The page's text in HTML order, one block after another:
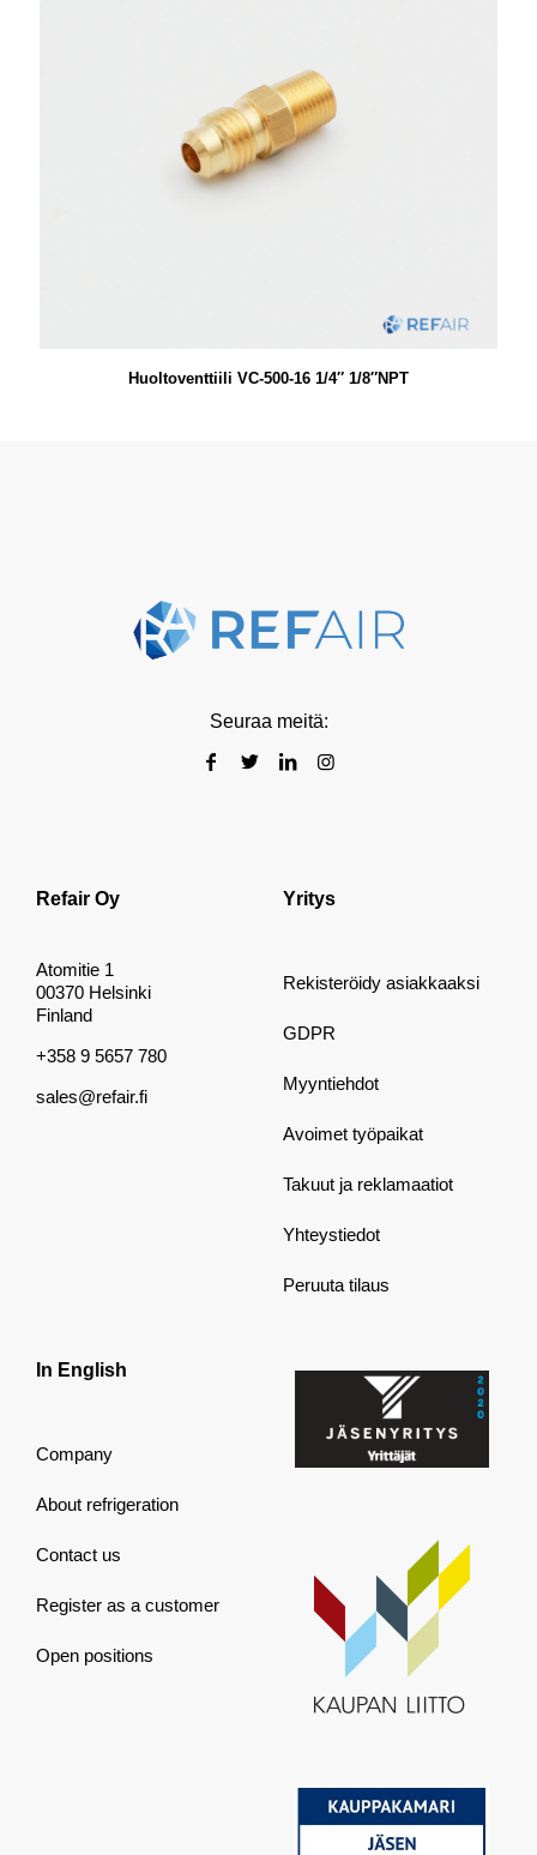
Huoltoventtiili VC-500-16 1/4″ 1/8″NPT
Seuraa meitä:
Refair Oy
Atomitie 1
00370 Helsinki
Finland
+358 9 5657 780
sales@refair.fi
Yritys
Rekisteröidy asiakkaaksi
GDPR
Myyntiehdot
Avoimet työpaikat
Takuut ja reklamaatiot
Yhteystiedot
Peruuta tilaus
In English
Company
About refrigeration
Contact us
Register as a customer
Open positions